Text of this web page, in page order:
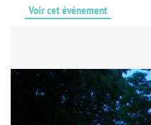
Voir cet événement